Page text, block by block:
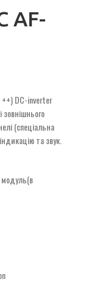
AF-
++) DC-inverter
(спеціальна
та звук.
модуль(в